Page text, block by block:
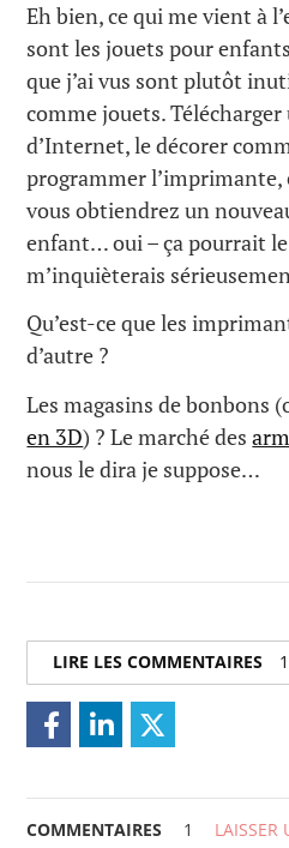
Eh bien, ce qui me vient à
sont les jouets pour
que j’ai vus sont plutôt
comme jouets.
d’Internet, le décorer
programmer l’imprimante,
vous obtiendrez un
enfant… oui – ça pourrait le
m’inquièterais
Qu’est-ce que les
d’autre ?
Les magasins de bonbons
en 3D) ? Le marché des
nous le dira je suppose…
LIRE LES COMMENTAIRES 1
COMMENTAIRES 1 LAISSER